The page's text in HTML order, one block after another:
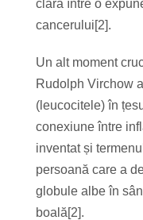
clară între o
cancerului[2].
Un alt moment
Rudolph Virchow
(leucocitele) în
conexiune între
inventat și
persoană care a
globule albe în
boală[2].